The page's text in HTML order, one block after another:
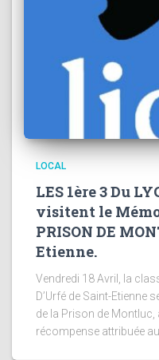
LOCAL
LES 1ère 3 Du
visitent le
PRISON DE
Etienne.
Vendredi 18 Avril, la
D’Urfé de Saint-Etienne
de la Prison de Montluc,
récompense attribuée